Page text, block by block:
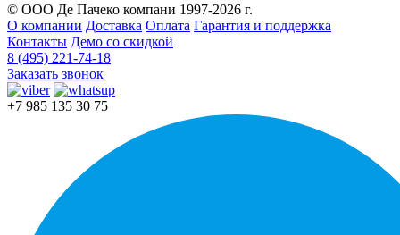
© ООО Де Пачеко компани 1997-2026 г.
О компании Доставка Оплата Гарантия и поддержка
Контакты Демо со скидкой
8 (495) 221-74-18
Заказать звонок
+7 985 135 30 75